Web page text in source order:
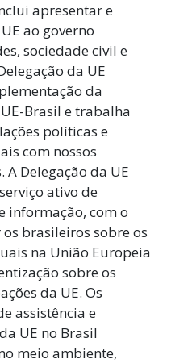
apresentar e
ao governo
sociedade civil e
da UE
da
Brasil e trabalha
políticas e
com nossos
Delegação da UE
ativo de
informação, com o
brasileiros sobre os
na União Europeia
sobre os
da UE. Os
assistência e
UE no Brasil
meio ambiente,